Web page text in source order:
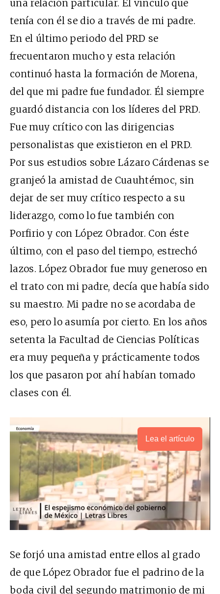
una relación particular. El vínculo que
tenía con él se dio a través de mi padre.
En el último periodo del PRD se
frecuentaron mucho y esta relación
continuó hasta la formación de Morena,
del que mi padre fue fundador. Él siempre
guardó distancia con los líderes del PRD.
Fue muy crítico con las dirigencias
personalistas que existieron en el PRD.
Por sus estudios sobre Lázaro Cárdenas se
granjeó la amistad de Cuauhtémoc, sin
dejar de ser muy crítico respecto a su
liderazgo, como lo fue también con
Porfirio y con López Obrador. Con éste
último, con el paso del tiempo, estrechó
lazos. López Obrador fue muy generoso en
el trato con mi padre, decía que había sido
su maestro. Mi padre no se acordaba de
eso, pero lo asumía por cierto. En los años
setenta la Facultad de Ciencias Políticas
era muy pequeña y prácticamente todos
los que pasaron por ahí habían tomado
clases con él.
Lea el artículo
Se forjó una amistad entre ellos al grado
de que López Obrador fue el padrino de la
boda civil del segundo matrimonio de mi